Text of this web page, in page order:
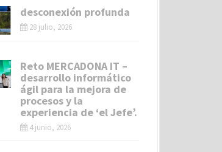
desconexión profunda
28 julio, 2026
Reto MERCADONA IT –
desarrollo informático
ágil para la mejora de
procesos y la
experiencia de ‘el Jefe’.
4 junio, 2026